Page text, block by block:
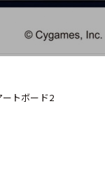
ートボード2